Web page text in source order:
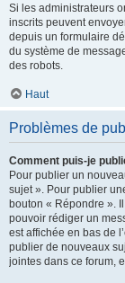
Si les administrateurs
inscrits peuvent
depuis un formulaire
du système de
des robots.
Haut
Problèmes de
Comment puis-je
Pour publier un
sujet ». Pour publier
bouton « Répondre ».
pouvoir rédiger un
est affichée en bas de
publier de nouveaux
jointes dans ce forum,